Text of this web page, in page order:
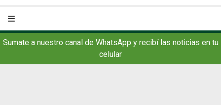
Sumate a nuestro canal de WhatsApp y recibí las noticias en tu
celular